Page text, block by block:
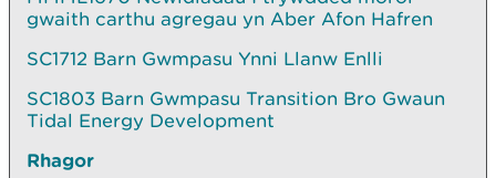
gwaith carthu agregau yn Aber Afon Hafren
SC1712 Barn Gwmpasu Ynni Llanw Enlli
SC1803 Barn Gwmpasu Transition Bro Gwaun
Tidal Energy Development
Rhagor